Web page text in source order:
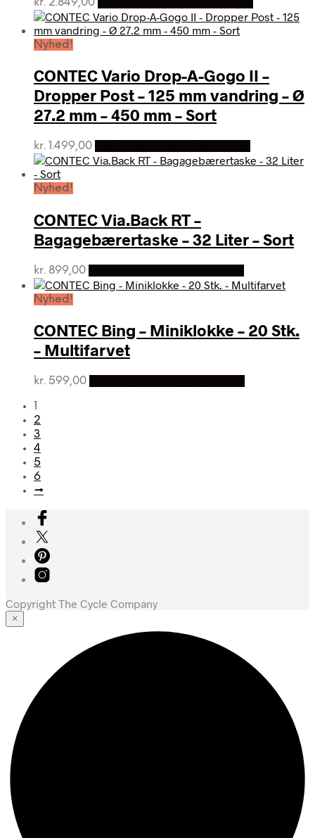
kr. 2.849,00
Nyhed!
CONTEC Vario Drop-A-Gogo II –
Dropper Post – 125 mm vandring – Ø
27.2 mm – 450 mm – Sort
kr. 1.499,00
Nyhed!
CONTEC Via.Back RT –
Bagagebærertaske – 32 Liter – Sort
kr. 899,00
Nyhed!
CONTEC Bing – Miniklokke – 20 Stk.
– Multifarvet
kr. 599,00
1
2
3
4
5
6
→
Copyright The Cycle Company
×